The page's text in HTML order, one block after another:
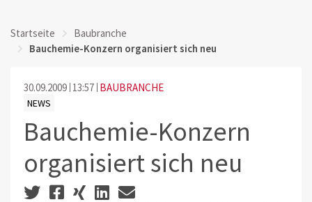
Startseite
Baubranche
Bauchemie-Konzern organisiert sich neu
30.09.2009 13:57 BAUBRANCHE
NEWS
Bauchemie-Konzern
organisiert sich neu